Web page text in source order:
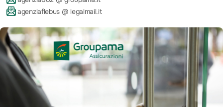
agenziaflebus @ legalmail.it